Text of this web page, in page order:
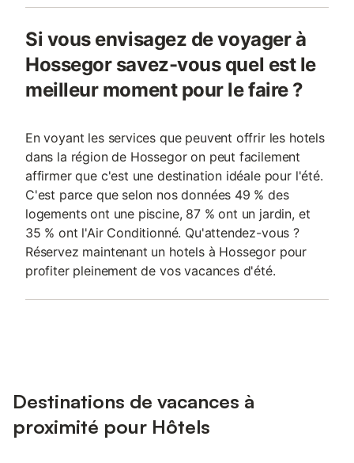
Si vous envisagez de voyager à
Hossegor savez-vous quel est le
meilleur moment pour le faire ?
En voyant les services que peuvent offrir les hotels
dans la région de Hossegor on peut facilement
affirmer que c'est une destination idéale pour l'été.
C'est parce que selon nos données 49 % des
logements ont une piscine, 87 % ont un jardin, et
35 % ont l'Air Conditionné. Qu'attendez-vous ?
Réservez maintenant un hotels à Hossegor pour
profiter pleinement de vos vacances d'été.
Destinations de vacances à
proximité pour Hôtels